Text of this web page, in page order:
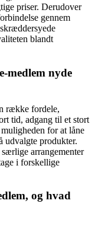
priser. Derudover
gennem
blandt
medlem nyde
række fordele,
tid, adgang til et stort
for at låne
udvalgte produkter.
arrangementer
i forskellige
og hvad